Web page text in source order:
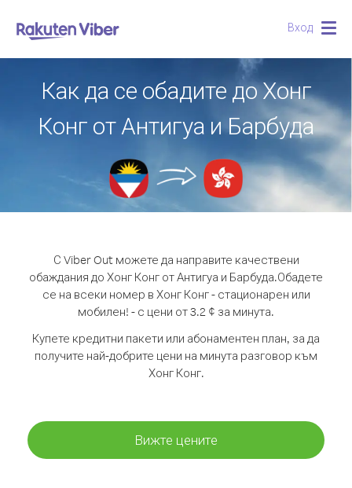
Вход
Как да се обадите до Хонг
Конг от Антигуа и Барбуда
С Viber Out можете да направите качествени
обаждания до Хонг Конг от Антигуа и Барбуда.Обадете
се на всеки номер в Хонг Конг - стационарен или
мобилен! - с цени от 3.2 ¢ за минута.
Купете кредитни пакети или абонаментен план, за да
получите най-добрите цени на минута разговор към
Хонг Конг.
Вижте цените